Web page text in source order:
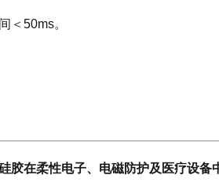
＜50ms。
胶在柔性电子、电磁防护及医疗设备